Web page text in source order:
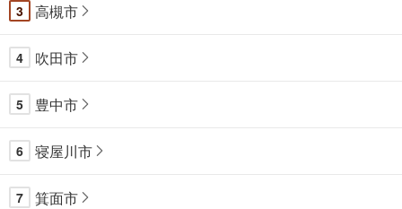
3 高槻市
4 吹田市
5 豊中市
6 寝屋川市
7 箕面市